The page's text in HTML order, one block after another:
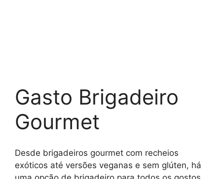
Gasto Brigadeiro
Gourmet
Desde brigadeiros gourmet com recheios
exóticos até versões veganas e sem glúten, há